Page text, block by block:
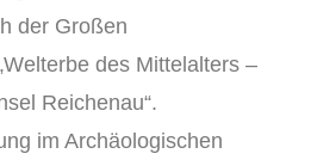
der Großen
des Mittelalters –
Reichenau“.
im Archäologischen